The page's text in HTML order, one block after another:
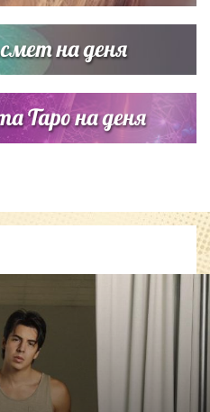
на деня
Таро на деня